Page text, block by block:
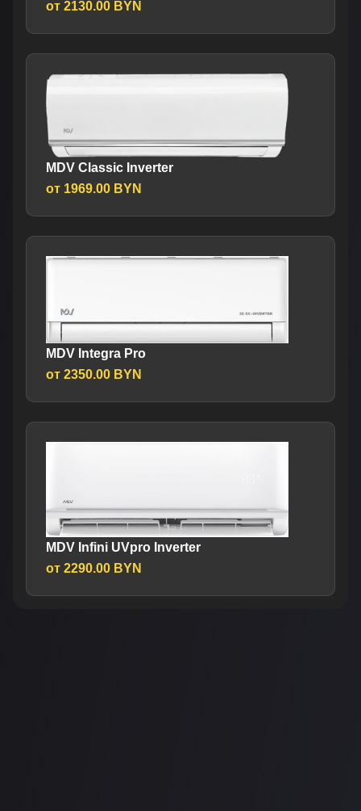
от 2130.00 BYN
MDV Classic Inverter
от 1969.00 BYN
MDV Integra Pro
от 2350.00 BYN
MDV Infini UVpro Inverter
от 2290.00 BYN